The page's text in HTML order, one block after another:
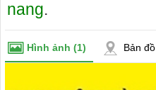
nang.
Hình ảnh (1) Bản đồ